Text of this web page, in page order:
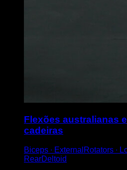
Flexões australianas
cadeiras
Biceps ∙ ExternalRotators ∙
RearDeltoid